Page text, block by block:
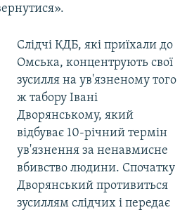
Слідчі КДБ, які приїхали до
Омська, концентрують свої
зусилля на ув'язненому того
ж табору Івані
Дворянському, який
відбуває 10-річний термін
ув'язнення за ненавмисне
вбивство людини. Спочатку
Дворянський противиться
зусиллям слідчих і передає